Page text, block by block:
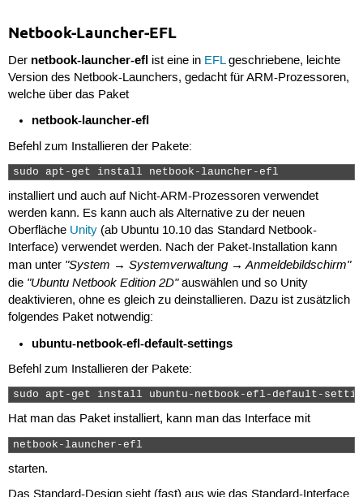
Netbook-Launcher-EFL
Der netbook-launcher-eflist eine in EFLgeschriebene, leichte
Version des Netbook-Launchers, gedacht für ARM-Prozessoren,
welche über das Paket
netbook-launcher-efl
Befehl zum Installieren der Pakete:
sudo apt-get install netbook-launcher-efl
installiert und auch auf Nicht-ARM-Prozessoren verwendet
werden kann. Es kann auch als Alternative zu der neuen
Oberfläche Unity(ab Ubuntu 10.10 das Standard Netbook-
Interface) verwendet werden. Nach der Paket-Installation kann
man unter "System → Systemverwaltung → Anmeldebildschirm"
die "Ubuntu Netbook Edition 2D"auswählen und so Unity
deaktivieren, ohne es gleich zu deinstallieren. Dazu ist zusätzlich
folgendes Paket notwendig:
ubuntu-netbook-efl-default-settings
Befehl zum Installieren der Pakete:
sudo apt-get install ubuntu-netbook-efl-default-
Hat man das Paket installiert, kann man das Interface mit
netbook-launcher-efl
starten.